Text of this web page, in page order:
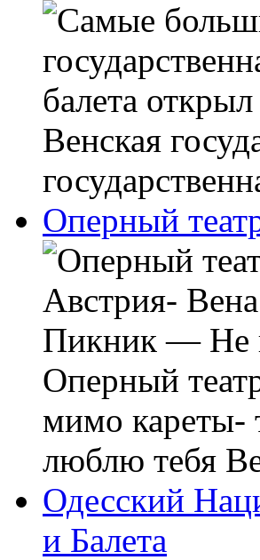
балета
Венская
Оперный
Австрия-
Пикник — Не
Оперный
мимо кареты-
люблю тебя
Одесский
и Балета